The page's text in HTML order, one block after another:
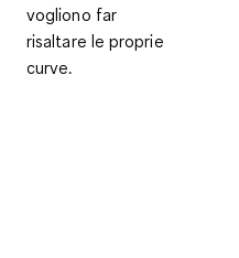
vogliono far
risaltare le proprie
curve.